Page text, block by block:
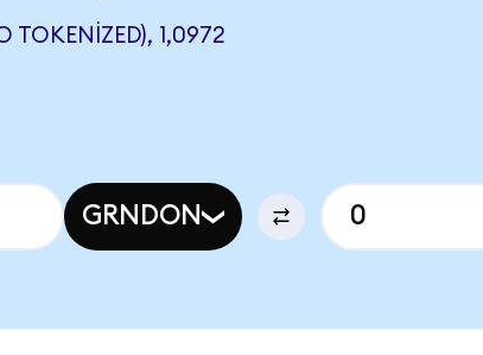
TOKENIZED), 1,0972
GRNDON